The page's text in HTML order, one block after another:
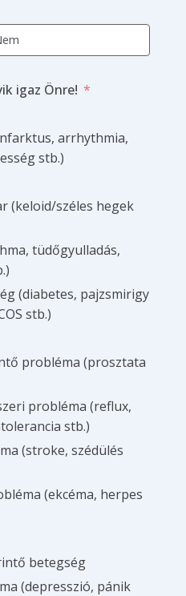
igaz Önre!
arrhythmia,
stb.)
(keloid/széles hegek
tüdőgyulladás,
(diabetes, pajzsmirigy
stb.)
probléma (prosztata
probléma (reflux,
stb.)
(stroke, szédülés
(ekcéma, herpes
betegség
(depresszió, pánik